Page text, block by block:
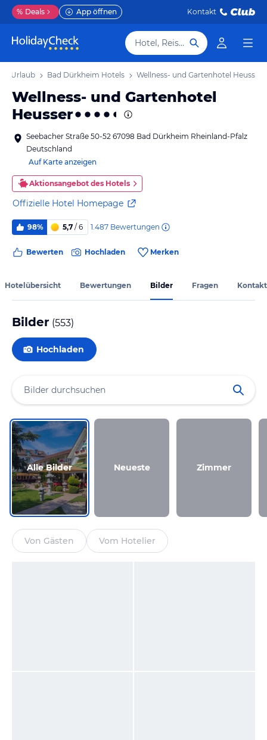
% Deals App öffnen Kontakt
Hotel, Reiseziel
Urlaub Bad Dürkheim Hotels Wellness- und Gartenhotel Heusser
Wellness- und Gartenhotel
Heusser
Seebacher Straße 50-52 67098 Bad Dürkheim Rheinland-Pfalz
Deutschland
Auf Karte anzeigen
Aktionsangebot des Hotels
Offizielle Hotel Homepage
98% 5,7 / 6 1.487 Bewertungen
Bewerten Hochladen Merken
Hotelübersicht Bewertungen Bilder Fragen Kontakt
Bilder (553)
Hochladen
Alle Bilder Neueste Zimmer
Von Gästen Vom Hotelier